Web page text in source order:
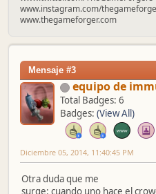
www.instagram.com/
www.thegameforger.com
Mensaje #3
equipo de
Total Badges: 6
Badges: (View All)
Diciembre 05, 2014, 11:40:45 PM
Otra duda que me
surge: cuando uno hace el